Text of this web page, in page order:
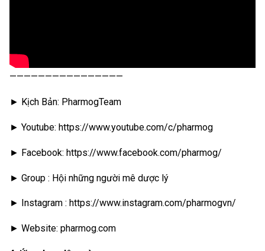
————————————————
► Kịch Bản: PharmogTeam
► Youtube: https://www.youtube.com/c/pharmog
► Facebook: https://www.facebook.com/pharmog/
► Group : Hội những người mê dược lý
► Instagram : https://www.instagram.com/pharmogvn/
► Website: pharmog.com